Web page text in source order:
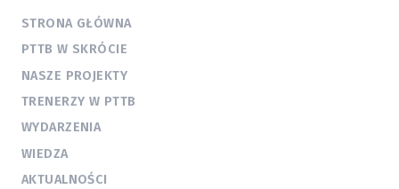
STRONA GŁÓWNA
PTTB W SKRÓCIE
NASZE PROJEKTY
TRENERZY W PTTB
WYDARZENIA
WIEDZA
AKTUALNOŚCI